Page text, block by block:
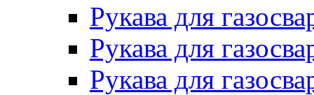
Рукава для
Рукава для
Рукава для